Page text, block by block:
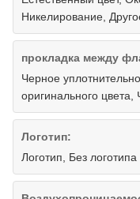
Никелирование,
прокладка между
Черное
оригинального
Логотип:
Логотип, Без логотипа